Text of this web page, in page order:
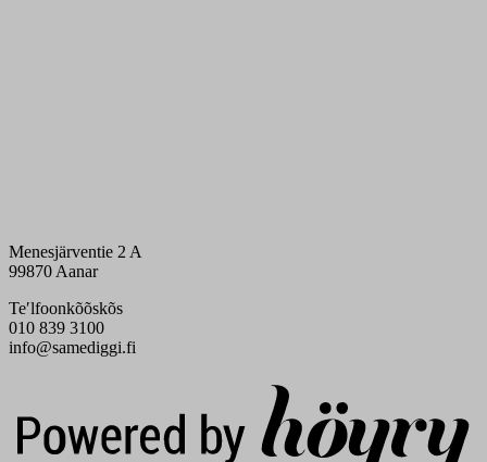
Menesjärventie 2 A
99870 Aanar
Teʹlfoonkõõskõs
010 839 3100
info@samediggi.fi